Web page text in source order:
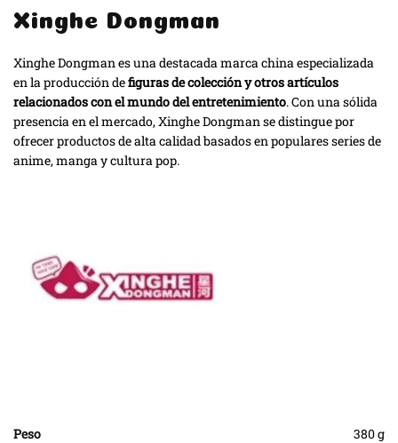
Xinghe Dongman
Xinghe Dongman es una destacada marca china especializada
en la producción defiguras de colección y otros artículos
relacionados con el mundo del entretenimiento. Con una sólida
presencia en el mercado, Xinghe Dongman se distingue por
ofrecer productos de alta calidad basados en populares series de
anime, manga y cultura pop.
Peso 380 g